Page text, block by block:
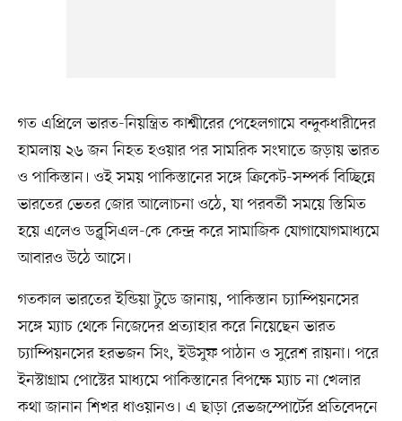
গত এপ্রিলে ভারত-নিয়ন্ত্রিত কাশ্মীরের পেহেলগামে বন্দুকধারীদের
হামলায় ২৬ জন নিহত হওয়ার পর সামরিক সংঘাতে জড়ায় ভারত
ও পাকিস্তান। ওই সময় পাকিস্তানের সঙ্গে ক্রিকেট-সম্পর্ক বিচ্ছিন্নে
ভারতের ভেতর জোর আলোচনা ওঠে, যা পরবর্তী সময়ে স্তিমিত
হয়ে এলেও ডব্লুসিএল-কে কেন্দ্র করে সামাজিক যোগাযোগমাধ্যমে
আবারও উঠে আসে।
গতকাল ভারতের ইন্ডিয়া টুডে জানায়, পাকিস্তান চ্যাম্পিয়নসের
সঙ্গে ম্যাচ থেকে নিজেদের প্রত্যাহার করে নিয়েছেন ভারত
চ্যাম্পিয়নসের হরভজন সিং, ইউসুফ পাঠান ও সুরেশ রায়না। পরে
ইনস্টাগ্রাম পোস্টের মাধ্যমে পাকিস্তানের বিপক্ষে ম্যাচ না খেলার
কথা জানান শিখর ধাওয়ানও। এ ছাড়া রেভজস্পোর্টের প্রতিবেদনে